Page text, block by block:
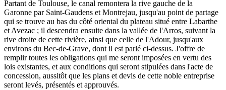
Partant de Toulouse, le canal remontera la rive gauche de la
Garonne par Saint-Gaudens et Montrejau, jusqu'au point de partage
qui se trouve au bas du côté oriental du plateau situé entre Labarthe
et Avezac ; il descendra ensuite dans la vallée de l'Arros, suivant la
rive droite de cette rivière, ainsi que celle de l'Adour, jusqu'aux
environs du Bec-de-Grave, dont il est parlé ci-dessus. J'offre de
remplir toutes les obligations qui me seront imposées en vertu des
lois existantes, et aux conditions qui seront stipulées dans l'acte de
concession, aussitôt que les plans et devis de cette noble entreprise
seront levés, présentés et approuvés.